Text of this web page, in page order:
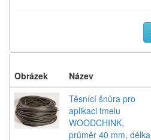
Obrázek Název
Těsnící šnůra pro
aplikaci tmelu
WOODCHINK,
průměr 40 mm, délka